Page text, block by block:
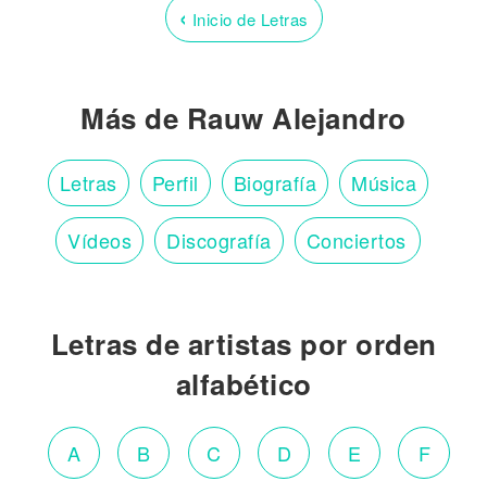
‹ Inicio de Letras
Más de Rauw Alejandro
Letras Perfil Biografía Música
Vídeos Discografía Conciertos
Letras de artistas por orden
alfabético
A B C D E F